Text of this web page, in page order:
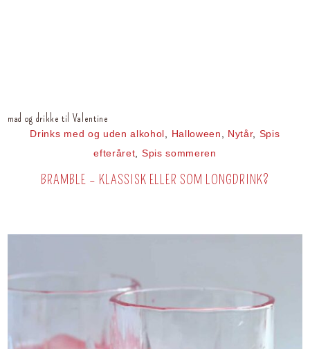
mad og drikke til Valentine
Drinks med og uden alkohol , Halloween , Nytår, Spis
efteråret, Spis sommeren
BRAMBLE – KLASSISK ELLER SOM LONGDRINK?